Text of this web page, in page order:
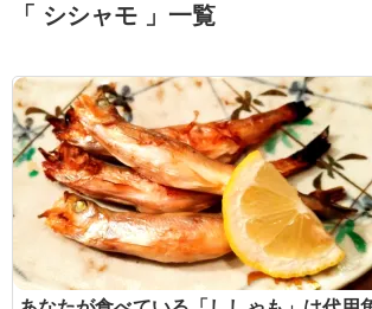
「 シシャモ 」一覧